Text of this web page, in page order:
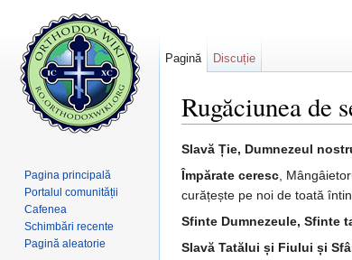
Rugăciunea de
Slavă Ție, Dumnezeul
Împărate ceresc,
curățește pe noi de toată
Sfinte Dumnezeule, Sfinte
Slavă Tatălui și Fiului și
Pagină Discuție
Pagina principală
Portalul comunității
Cafenea
Schimbări recente
Pagină aleatorie